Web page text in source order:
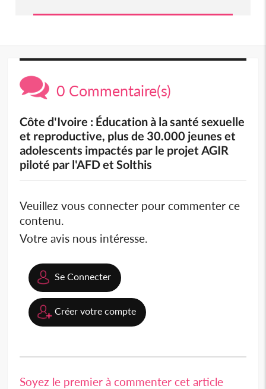
0 Commentaire(s)
Côte d'Ivoire : Éducation à la santé sexuelle
et reproductive, plus de 30.000 jeunes et
adolescents impactés par le projet AGIR
piloté par l'AFD et Solthis
Veuillez vous connecter pour commenter ce
contenu.
Votre avis nous intéresse.
Se Connecter
Créer votre compte
Soyez le premier à commenter cet article